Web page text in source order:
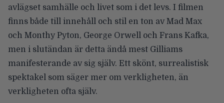
avlägset samhälle och livet som i det levs. I filmen
finns både till innehåll och stil en ton av Mad Max
och Monthy Pyton, George Orwell och Frans Kafka,
men i slutändan är detta ändå mest Gilliams
manifesterande av sig själv. Ett skönt, surrealistisk
spektakel som säger mer om verkligheten, än
verkligheten ofta själv.